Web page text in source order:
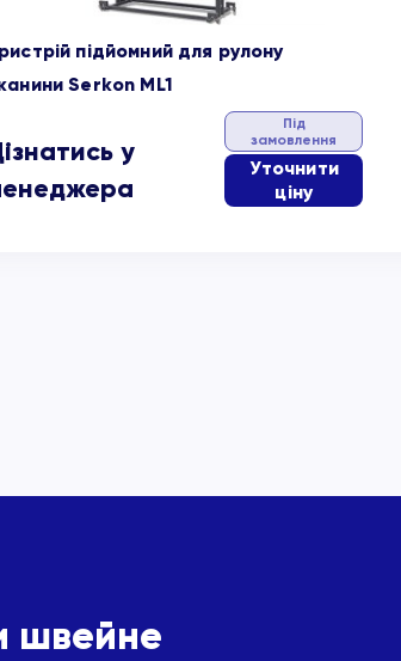
підйомний для рулону
Serkon ML1
у
Під
замовлення
Уточнити
ціну
швейне